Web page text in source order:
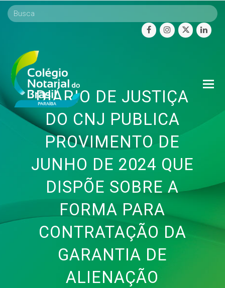
facebookinstagram
twitter
DIÁRIO DE JUSTIÇA
DO CNJ PUBLICA
PROVIMENTO DE
JUNHO DE 2024 QUE
DISPÕE SOBRE A
FORMA PARA
CONTRATAÇÃO DA
GARANTIA DE
ALIENAÇÃO